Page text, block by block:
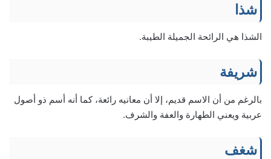
شذا
الشذا هي الرائحة الجميلة الطيبة.
شريفة
بالرغم من أن الاسم قديم، إلا أن معانيه رائعة، كما أنه أسم ذو أصول
عربية ويعني الطهارة والعفة والشرف.
شغف